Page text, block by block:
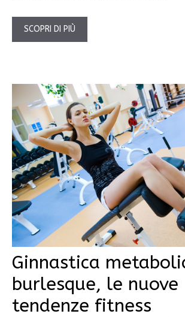
SCOPRI DI PIÙ
Ginnastica
burlesque, le nuove
tendenze fitness